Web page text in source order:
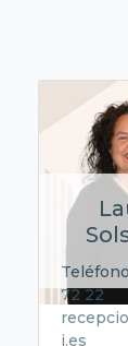
72 22
i.es